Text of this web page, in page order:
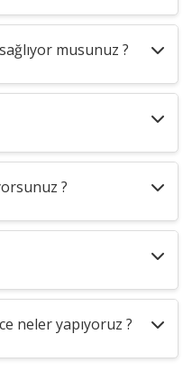
musunuz ?
?
neler yapıyoruz ?